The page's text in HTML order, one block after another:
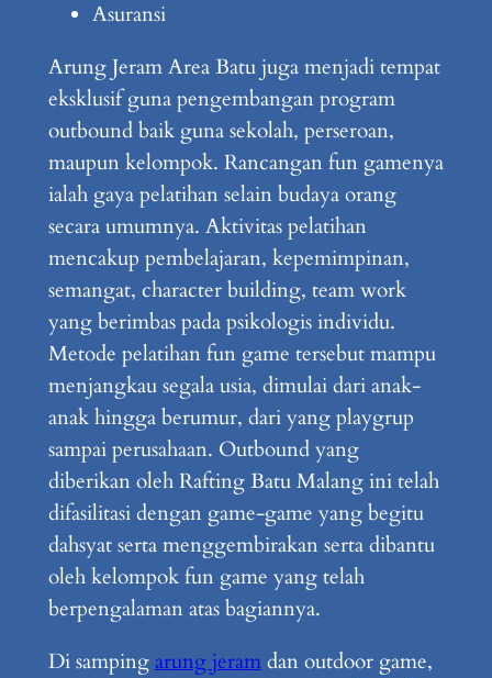
Asuransi
Arung Jeram Area Batu juga menjadi tempat
eksklusif guna pengembangan program
outbound baik guna sekolah, perseroan,
maupun kelompok. Rancangan fun gamenya
ialah gaya pelatihan selain budaya orang
secara umumnya. Aktivitas pelatihan
mencakup pembelajaran, kepemimpinan,
semangat, character building, team work
yang berimbas pada psikologis individu.
Metode pelatihan fun game tersebut mampu
menjangkau segala usia, dimulai dari anak-
anak hingga berumur, dari yang playgrup
sampai perusahaan. Outbound yang
diberikan oleh Rafting Batu Malang ini telah
difasilitasi dengan game-game yang begitu
dahsyat serta menggembirakan serta dibantu
oleh kelompok fun game yang telah
berpengalaman atas bagiannya.
Di sampingarung jeramdan outdoor game,